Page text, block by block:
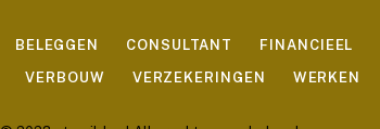
BELEGGEN CONSULTANT FINANCIEEL
VERBOUW VERZEKERINGEN WERKEN